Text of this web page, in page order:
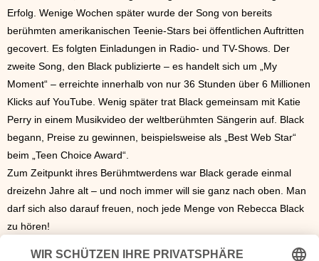
Erfolg. Wenige Wochen später wurde der Song von bereits
berühmten amerikanischen Teenie-Stars bei öffentlichen Auftritten
gecovert. Es folgten Einladungen in Radio- und TV-Shows. Der
zweite Song, den Black publizierte – es handelt sich um „My
Moment“ – erreichte innerhalb von nur 36 Stunden über 6 Millionen
Klicks auf YouTube. Wenig später trat Black gemeinsam mit Katie
Perry in einem Musikvideo der weltberühmten Sängerin auf. Black
begann, Preise zu gewinnen, beispielsweise als „Best Web Star“
beim „Teen Choice Award“.
Zum Zeitpunkt ihres Berühmtwerdens war Black gerade einmal
dreizehn Jahre alt – und noch immer will sie ganz nach oben. Man
darf sich also darauf freuen, noch jede Menge von Rebecca Black
zu hören!